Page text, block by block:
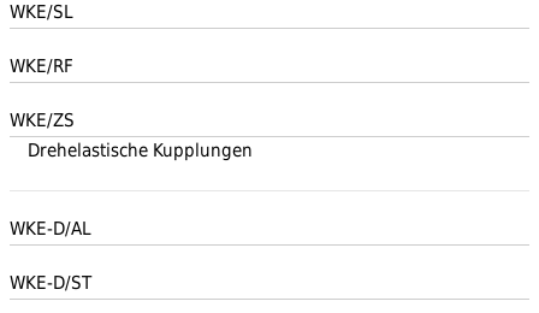
WKE/SL
WKE/RF
WKE/ZS
Drehelastische Kupplungen
WKE-D/AL
WKE-D/ST